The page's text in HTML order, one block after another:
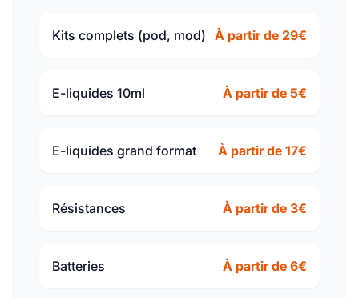
Kits complets (pod, mod) À partir de 29€
E-liquides 10ml À partir de 5€
E-liquides grand format À partir de 17€
Résistances À partir de 3€
Batteries À partir de 6€